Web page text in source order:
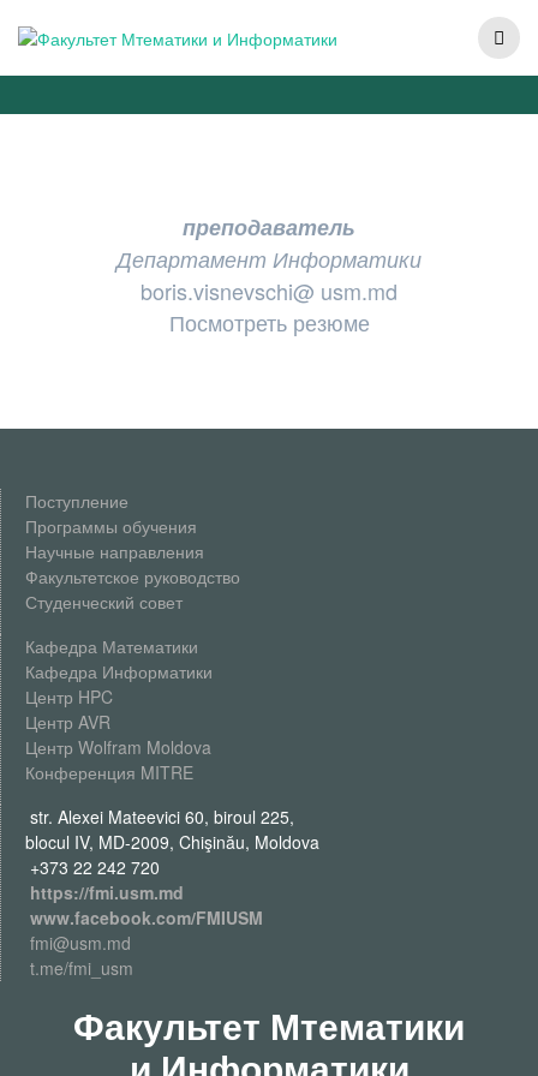
Vișnevschi Boris
преподаватель
Департамент Информатики
boris.visnevschi@ usm.md
Посмотреть резюме
Поступление
Программы обучения
Научные направления
Факультетское руководство
Студенческий совет
Кафедра Математики
Кафедра Информатики
Центр HPC
Центр AVR
Центр Wolfram Moldova
Конференция MITRE
str. Alexei Mateevici 60, biroul 225,
blocul IV, MD-2009, Chişinău, Moldova
+373 22 242 720
https://fmi.usm.md
www.facebook.com/FMIUSM
fmi@usm.md
t.me/fmi_usm
Факультет Мтематики